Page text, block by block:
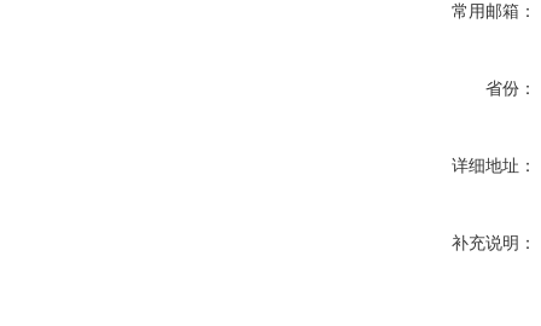
常用邮箱：
省份：
详细地址：
补充说明：